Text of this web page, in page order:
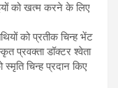
को खत्म करने के लिए
को प्रतीक चिन्ह भेंट
प्रवक्ता डॉक्टर श्वेता
स्मृति चिन्ह प्रदान किए